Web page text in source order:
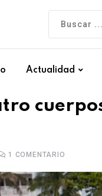
Actualidad
1 COMENTARIO